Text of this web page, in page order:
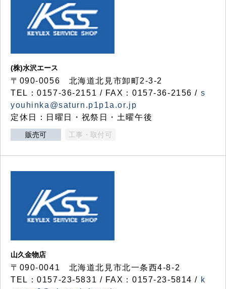
(株)水沢エース
〒090-0056 北海道北見市卸町2-3-2
TEL：0157-36-2151 / FAX：0157-36-2156 / s
youhinka@saturn.p1p1a.or.jp
定休日：日曜日・祝祭日・土曜午後
販売可 工事・取付可
山久金物店
〒090-0041 北海道北見市北一条西4-8-2
TEL：0157-23-5831 / FAX：0157-23-5814 / k